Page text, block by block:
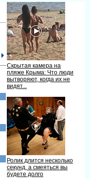
Скрытая камера на
пляже Крыма: Что люди
ытворяют, когда их не
идят...
Ролик длится несколько
секунд, а смеяться вы
удете долго